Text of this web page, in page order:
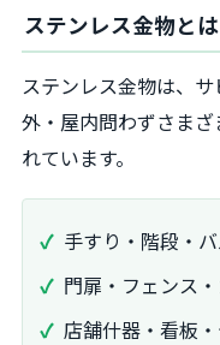
ステンレス金物とは
ステンレス金物は、
外・屋内問わずさま
れています。
手すり・階段・
門扉・フェンス
店舗什器・看板